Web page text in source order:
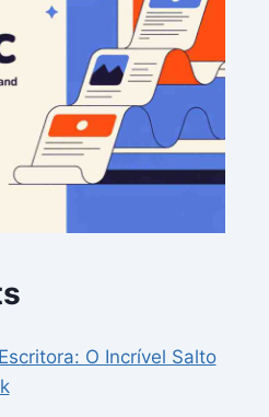
O Incrível Salto